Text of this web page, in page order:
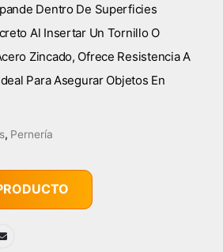
Dentro De Superficies
Al Insertar Un Tornillo O
Zincado, Ofrece Resistencia A
Para Asegurar Objetos En
, Pernería